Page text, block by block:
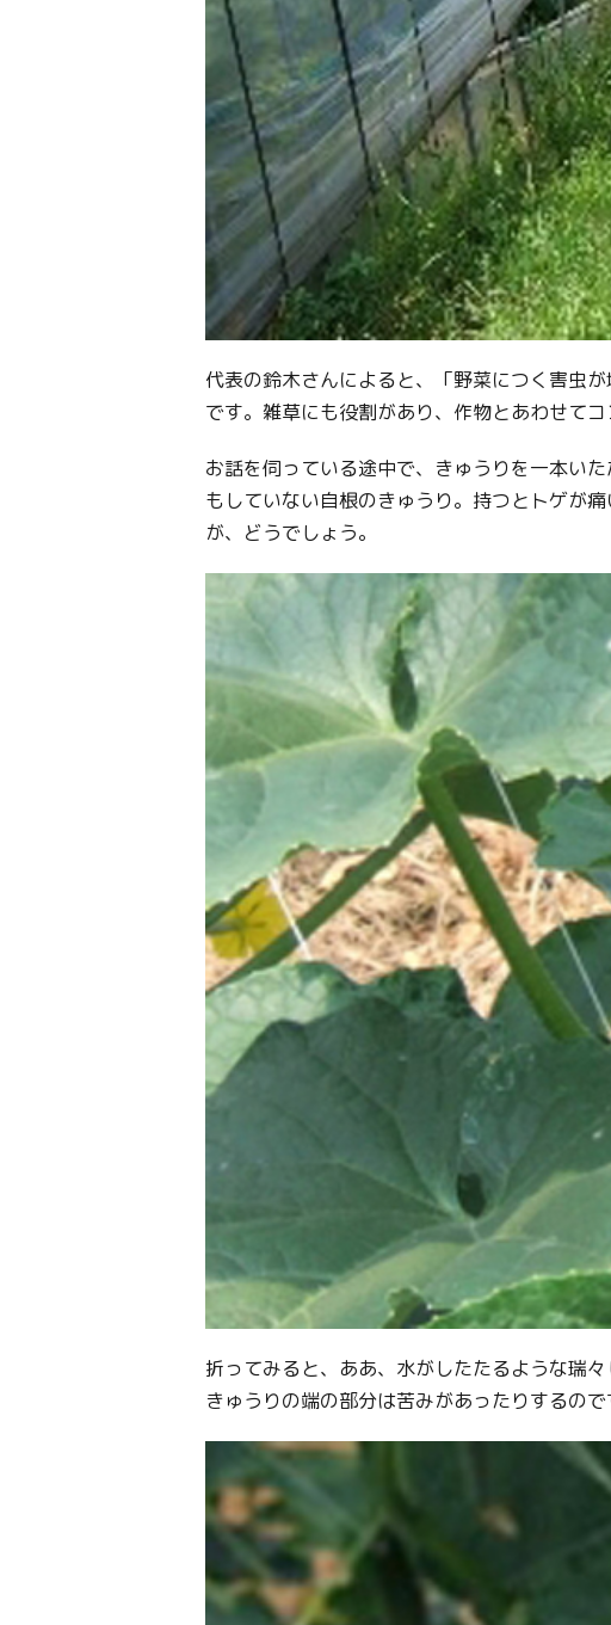
代表の鈴木さんによると、「野菜につく害虫
です。雑草にも役割があり、作物とあわせて
お話を伺っている途中で、きゅうりを一本い
もしていない自根のきゅうり。持つとトゲが
が、どうでしょう。
折ってみると、ああ、水がしたたるような瑞
きゅうりの端の部分は苦みがあったりするの